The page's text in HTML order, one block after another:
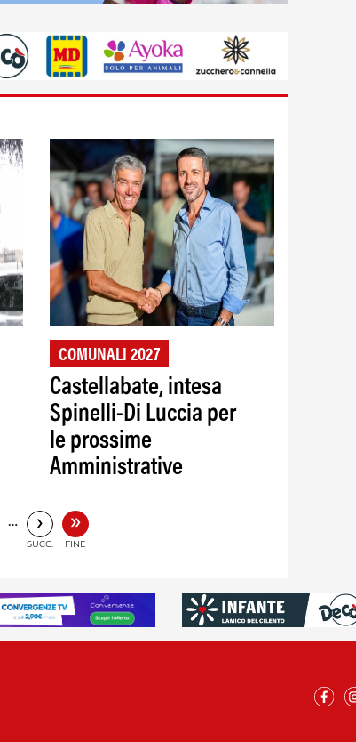
COMUNALI 2027
Castellabate, intesa
Spinelli-Di Luccia per
le prossime
Amministrative
… ›
SUCC.
»
FINE